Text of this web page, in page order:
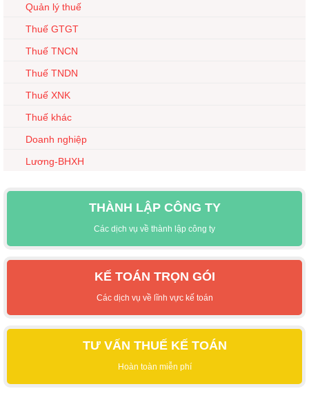
Quản lý thuế
Thuế GTGT
Thuế TNCN
Thuế TNDN
Thuế XNK
Thuế khác
Doanh nghiệp
Lương-BHXH
THÀNH LẬP CÔNG TY
Các dịch vụ về thành lập công ty
KẾ TOÁN TRỌN GÓI
Các dịch vụ về lĩnh vực kế toán
TƯ VẤN THUẾ KẾ TOÁN
Hoàn toàn miễn phí